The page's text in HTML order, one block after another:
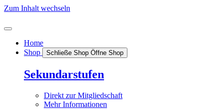
Zum Inhalt wechseln
Home
Shop
Schließe Shop Öffne Shop
Sekundarstufen
Direkt zur Mitgliedschaft
Mehr Informationen